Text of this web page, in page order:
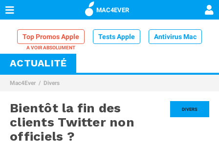
MAC4EVER
Top Promos Apple Tests Apple Antivirus Mac
VPN Mac
Comparatif iPhone
ACTUALITÉ
Mac4Ever Divers
DIVERS
Bientôt la fin des
clients Twitter non
officiels ?